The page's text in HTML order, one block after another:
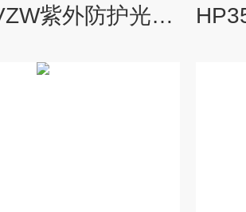
HP350UVZW紫外防护光谱分析仪